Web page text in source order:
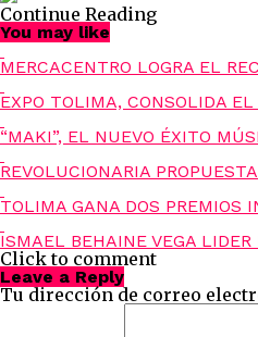
Continue Reading
You may like
MERCACENTRO LOGRA EL
EXPO TOLIMA, CONSOLIDA
“MAKI”, EL NUEVO ÉXITO
REVOLUCIONARIA
TOLIMA GANA DOS PREMIOS
ISMAEL BEHAINE VEGA
Click to comment
Leave a Reply
Tu dirección de correo